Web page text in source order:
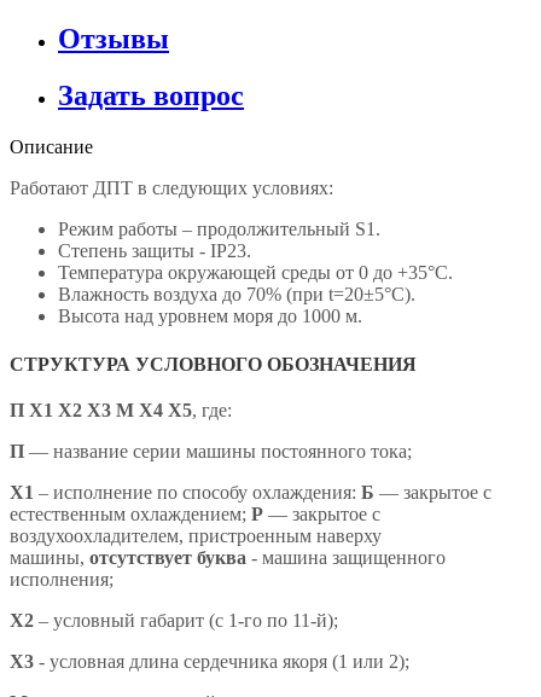
Отзывы
Задать вопрос
Описание
Работают ДПТ в следующих условиях:
Режим работы – продолжительный S1.
Степень защиты - IP23.
Температура окружающей среды от 0 до +35°С.
Влажность воздуха до 70% (при t=20±5°С).
Высота над уровнем моря до 1000 м.
СТРУКТУРА УСЛОВНОГО ОБОЗНАЧЕНИЯ
П Х1 Х2 Х3 М Х4 X5, где:
П — название серии машины постоянного тока;
X1 – исполнение по способу охлаждения: Б — закрытое с
естественным охлаждением; Р — закрытое с
воздухоохладителем, пристроенным наверху
машины, отсутствует буква - машина защищенного
исполнения;
X2 – условный габарит (с 1-го по 11-й);
X3 - условная длина сердечника якоря (1 или 2);